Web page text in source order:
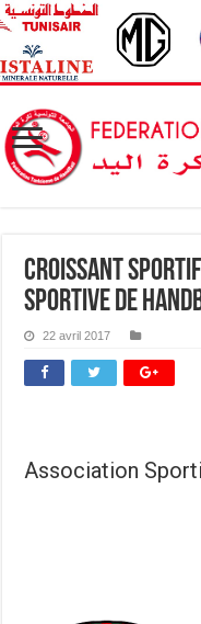
Croissant Sportif
Sportive de
22 avril 2017
Association